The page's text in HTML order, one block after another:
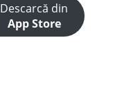
Descarcă din
App Store